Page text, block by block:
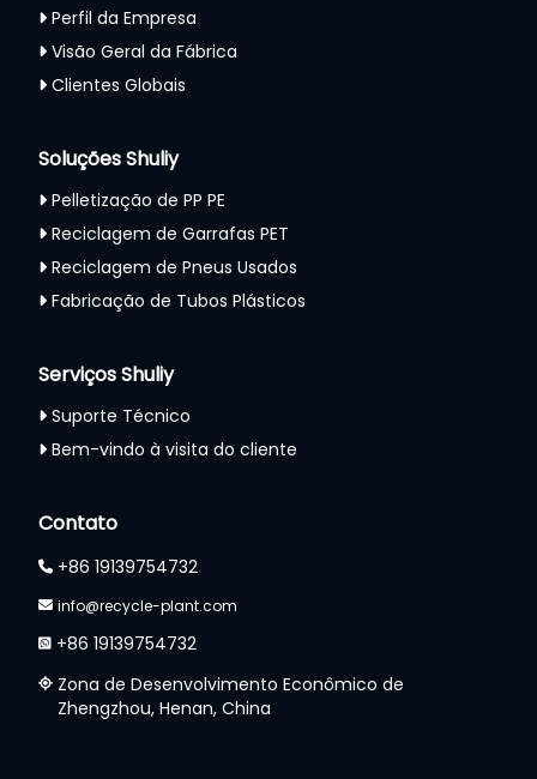
Perfil da Empresa
Visão Geral da Fábrica
Clientes Globais
Soluções Shuliy
Pelletização de PP PE
Reciclagem de Garrafas PET
Reciclagem de Pneus Usados
Fabricação de Tubos Plásticos
Serviços Shuliy
Suporte Técnico
Bem-vindo à visita do cliente
Contato
+86 19139754732
info@recycle-plant.com
+86 19139754732
Zona de Desenvolvimento Econômico de
Zhengzhou, Henan, China